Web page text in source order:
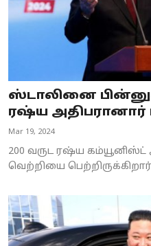
ஸ்டாலினை
ரஷ்ய அதிபரானார்
Mar 19, 2024
200 வருட ரஷ்ய
வெற்றியை பெற்றிருக்கிறார்